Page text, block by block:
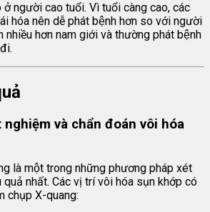
người cao tuổi. Vì tuổi càng cao, các
hóa nên dễ phát bệnh hơn so với người
nhiều hơn nam giới và thường phát bệnh
và chẩn đoán vôi hóa
là một trong những phương pháp xét
quả nhất. Các vị trí vôi hóa sụn khớp có
chụp X-quang: